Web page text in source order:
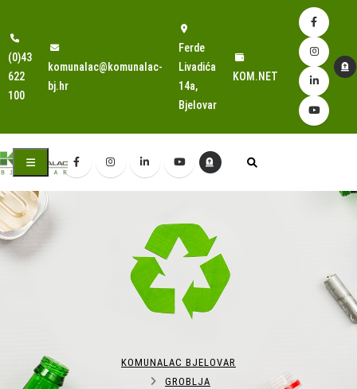
(0)43
622
100
komunalac@komunalac-
bj.hr
Ferde
Livadića
14a,
Bjelovar
KOM.NET
KOMUNALAC BJELOVAR
GROBLJA